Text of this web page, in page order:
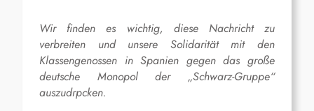
Wir finden es wichtig, diese Nachricht zu
verbreiten und unsere Solidarität mit den
Klassengenossen in Spanien gegen das große
deutsche Monopol der „Schwarz-Gruppe“
auszudrpcken.